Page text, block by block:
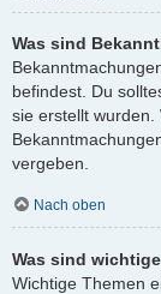
Was sind
befindest. Du
sie erstellt
vergeben.
Nach oben
Was sind
Wichtige Themen